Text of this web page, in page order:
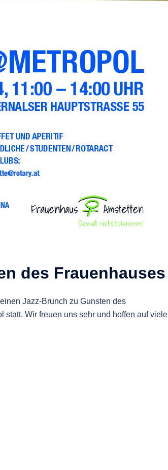
des Frauenhauses
Jazz-Brunch zu Gunsten des
statt. Wir freuen uns sehr und hoffen auf viele